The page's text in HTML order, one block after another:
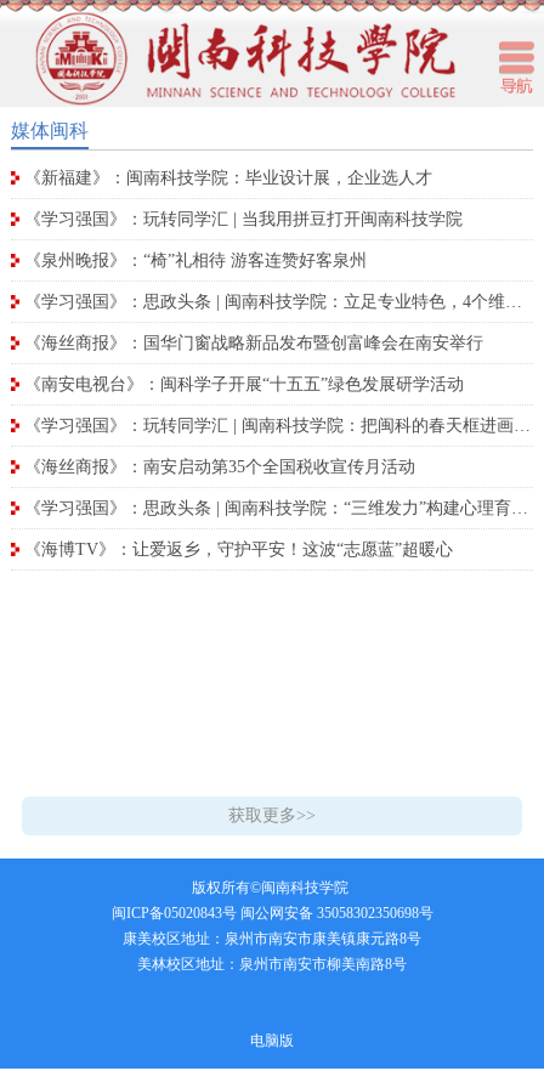
媒体闽科
《新福建》：闽南科技学院：毕业设计展，企业选人才
《学习强国》：玩转同学汇 | 当我用拼豆打开闽南科技学院
《泉州晚报》：“椅”礼相待 游客连赞好客泉州
《学习强国》：思政头条 | 闽南科技学院：立足专业特色，4个维度着力构建美育新生态
《海丝商报》：国华门窗战略新品发布暨创富峰会在南安举行
《南安电视台》：闽科学子开展“十五五”绿色发展研学活动
《学习强国》：玩转同学汇 | 闽南科技学院：把闽科的春天框进画里！
《海丝商报》：南安启动第35个全国税收宣传月活动
《学习强国》：思政头条 | 闽南科技学院：“三维发力”构建心理育人新格局
《海博TV》：让爱返乡，守护平安！这波“志愿蓝”超暖心
获取更多>>
版权所有©闽南科技学院
闽ICP备05020843号 闽公网安备 35058302350698号
康美校区地址：泉州市南安市康美镇康元路8号
美林校区地址：泉州市南安市柳美南路8号
电脑版